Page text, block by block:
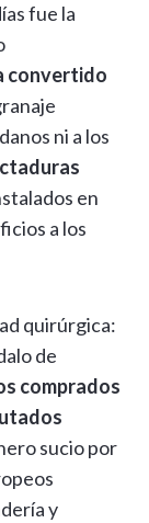
p
y
Li
n
k
p
ti
r
fue la
convertido
ni a los
en
a los
quirúrgica:
de
comprados
sucio por
y